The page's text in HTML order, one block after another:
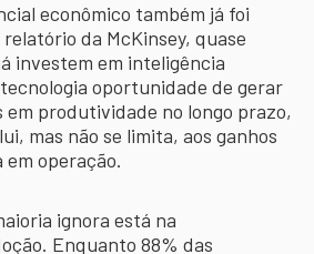
econômico também já foi
da McKinsey, quase
investem em inteligência
oportunidade de gerar
produtividade no longo prazo,
mas não se limita, aos ganhos
operação.
ignora está na
Enquanto 88% das